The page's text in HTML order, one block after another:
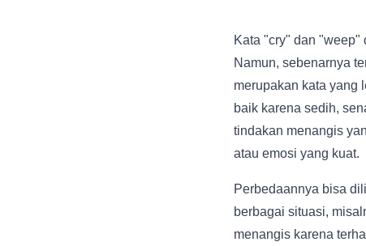
Kata "cry" dan "weep"
Namun, sebenarnya
merupakan kata yang
baik karena sedih,
tindakan menangis
atau emosi yang kuat.
Perbedaannya bisa
berbagai situasi,
menangis karena